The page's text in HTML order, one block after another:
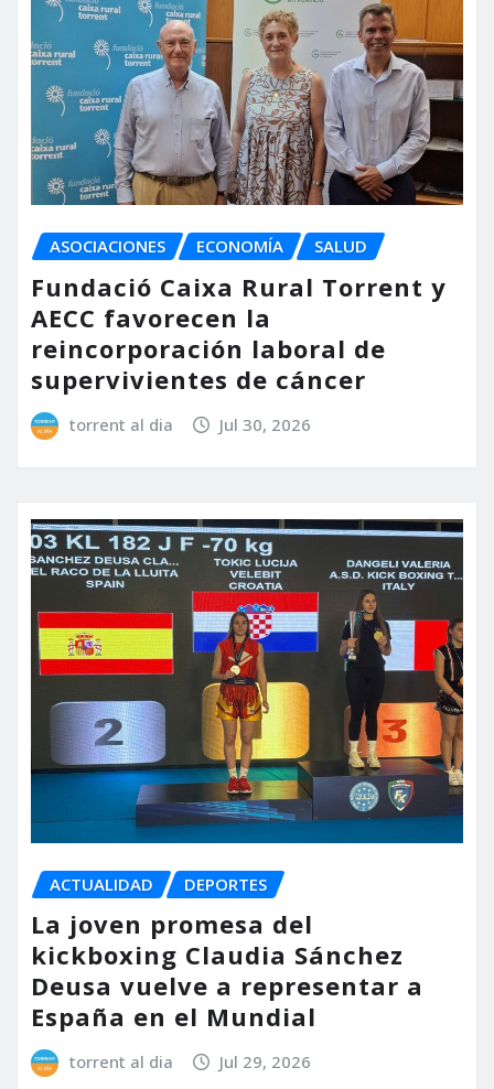
ASOCIACIONES ECONOMÍA SALUD
Fundació Caixa Rural Torrent y
AECC favorecen la
reincorporación laboral de
supervivientes de cáncer
torrent al dia Jul 30, 2026
ACTUALIDAD DEPORTES
La joven promesa del
kickboxing Claudia Sánchez
Deusa vuelve a representar a
España en el Mundial
torrent al dia Jul 29, 2026